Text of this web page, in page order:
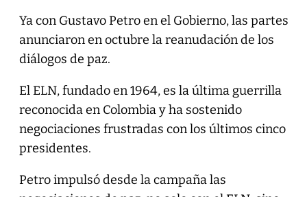
Ya con Gustavo Petro en el Gobierno, las partes
anunciaron en octubre la reanudación de los
diálogos de paz.
El ELN, fundado en 1964, es la última guerrilla
reconocida en Colombia y ha sostenido
negociaciones frustradas con los últimos cinco
presidentes.
Petro impulsó desde la campaña las